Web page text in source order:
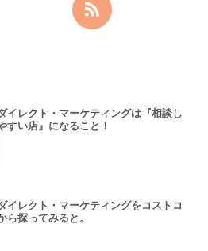
イレクト・マーケティングは『相談し
すい店』になること！
イレクト・マーケティングをコストコ
ら探ってみると。